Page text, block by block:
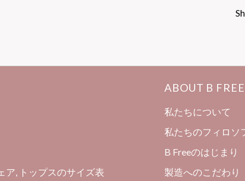
ア, トップスのサイズ表
ABOUT B FREE
私たちについて
私たちのフィロソ
B Freeのはじまり
製造へのこだわり